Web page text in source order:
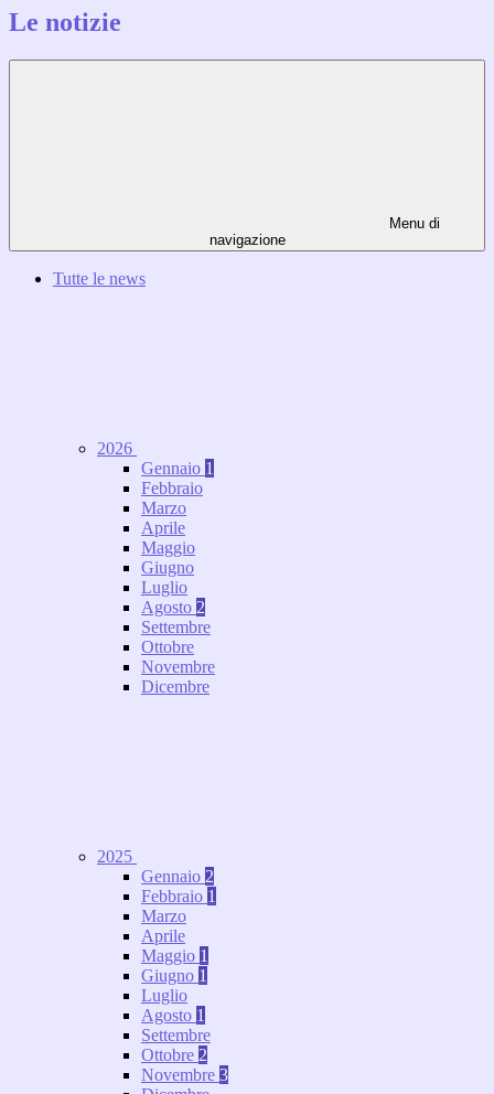
Le notizie
Menu di
navigazione
Tutte le news
2026
Gennaio 1
Febbraio
Marzo
Aprile
Maggio
Giugno
Luglio
Agosto 2
Settembre
Ottobre
Novembre
Dicembre
2025
Gennaio 2
Febbraio 1
Marzo
Aprile
Maggio 1
Giugno 1
Luglio
Agosto 1
Settembre
Ottobre 2
Novembre 3